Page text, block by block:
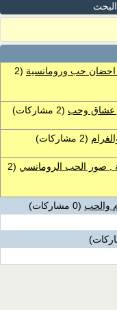
البحث
حب ورومانسية
(2
(2 مشاركات)
(2 مشاركات)
, صور الحب الرومانسي
(2
والحب (0 مشاركات)